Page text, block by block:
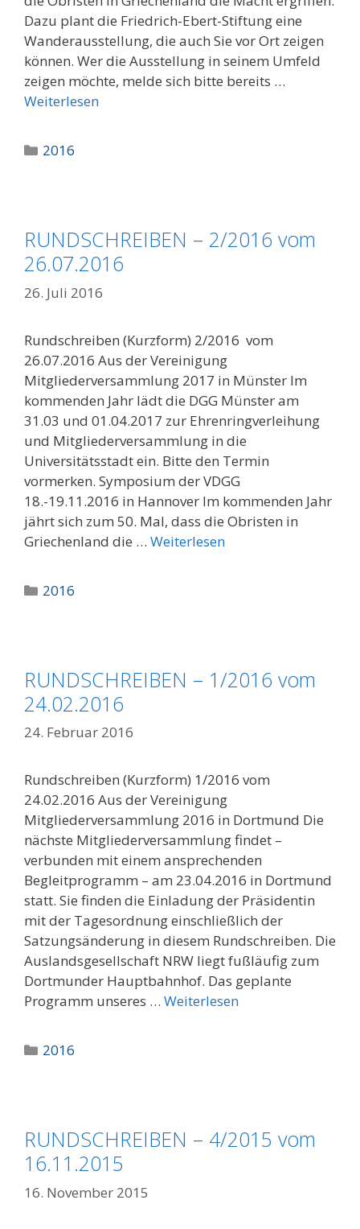
Dazu plant die Friedrich-Ebert-Stiftung eine
Wanderausstellung, die auch Sie vor Ort zeigen
können. Wer die Ausstellung in seinem Umfeld
zeigen möchte, melde sich bitte bereits …
Weiterlesen
Kategorien
2016
RUNDSCHREIBEN – 2/2016 vom
26.07.2016
26. Juli 2016
Rundschreiben (Kurzform) 2/2016 vom
26.07.2016 Aus der Vereinigung
Mitgliederversammlung 2017 in Münster Im
kommenden Jahr lädt die DGG Münster am
31.03 und 01.04.2017 zur Ehrenringverleihung
und Mitgliederversammlung in die
Universitätsstadt ein. Bitte den Termin
vormerken. Symposium der VDGG
18.-19.11.2016 in Hannover Im kommenden Jahr
jährt sich zum 50. Mal, dass die Obristen in
Griechenland die … Weiterlesen
Kategorien
2016
RUNDSCHREIBEN – 1/2016 vom
24.02.2016
24. Februar 2016
Rundschreiben (Kurzform) 1/2016 vom
24.02.2016 Aus der Vereinigung
Mitgliederversammlung 2016 in Dortmund Die
nächste Mitgliederversammlung findet –
verbunden mit einem ansprechenden
Begleitprogramm – am 23.04.2016 in Dortmund
statt. Sie finden die Einladung der Präsidentin
mit der Tagesordnung einschließlich der
Satzungsänderung in diesem Rundschreiben. Die
Auslandsgesellschaft NRW liegt fußläufig zum
Dortmunder Hauptbahnhof. Das geplante
Programm unseres … Weiterlesen
Kategorien
2016
RUNDSCHREIBEN – 4/2015 vom
16.11.2015
16. November 2015